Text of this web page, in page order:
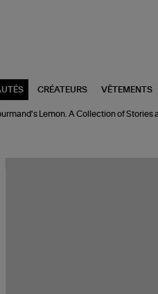
CRÉATEURS VÊTEMENTS
Lemon. A Collection of Stories